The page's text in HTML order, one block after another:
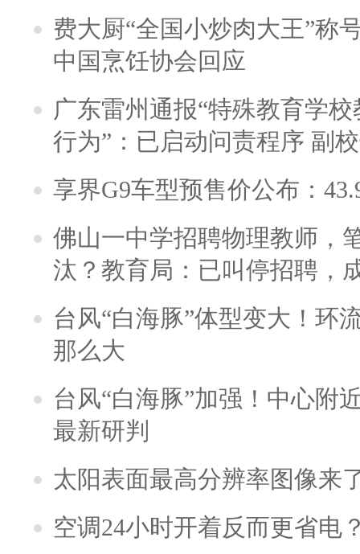
费大厨“全国小炒肉大王”称
中国烹饪协会回应
广东雷州通报“特殊教育学
行为”：已启动问责程序 副
享界G9车型预售价公布：
佛山一中学招聘物理教师，
汰？教育局：已叫停招聘，
台风“白海豚”体型变大！环
那么大
台风“白海豚”加强！中心附
最新研判
太阳表面最高分辨率图像来
空调24小时开着反而更省电